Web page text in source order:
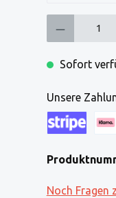
Sofort
Unsere
Noch Fragen